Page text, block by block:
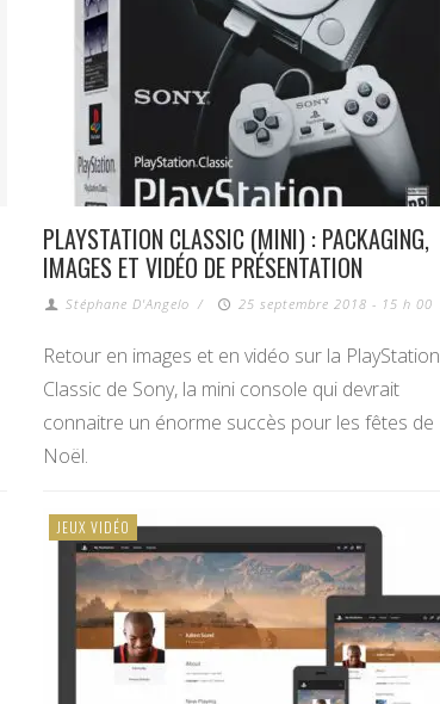
PLAYSTATION CLASSIC (MINI) : PACKAGING,
IMAGES ET VIDÉO DE PRÉSENTATION
Stéphane D'Angelo / 25 septembre 2018 - 15 h 00
Retour en images et en vidéo sur la PlayStation
Classic de Sony, la mini console qui devrait
connaitre un énorme succès pour les fêtes de
Noël.
JEUX VIDÉO